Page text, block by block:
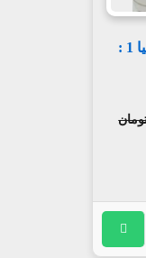
کتاب افسانه های شیرین دنیا 1 :